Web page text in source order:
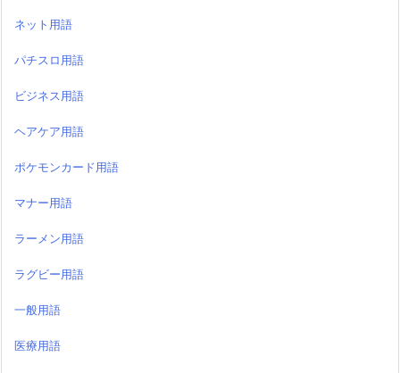
ネット用語
パチスロ用語
ビジネス用語
ヘアケア用語
ポケモンカード用語
マナー用語
ラーメン用語
ラグビー用語
一般用語
医療用語